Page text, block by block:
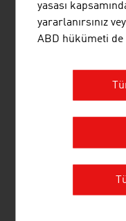
Trade
AUSTRIAN
YAPI
yasası
yararlanırsınız
ABD hükümeti